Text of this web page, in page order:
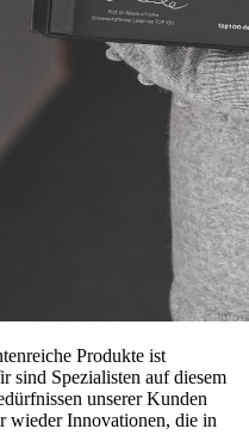
Produkte ist
sind Spezialisten auf diesem
unserer Kunden
wieder Innovationen, die in